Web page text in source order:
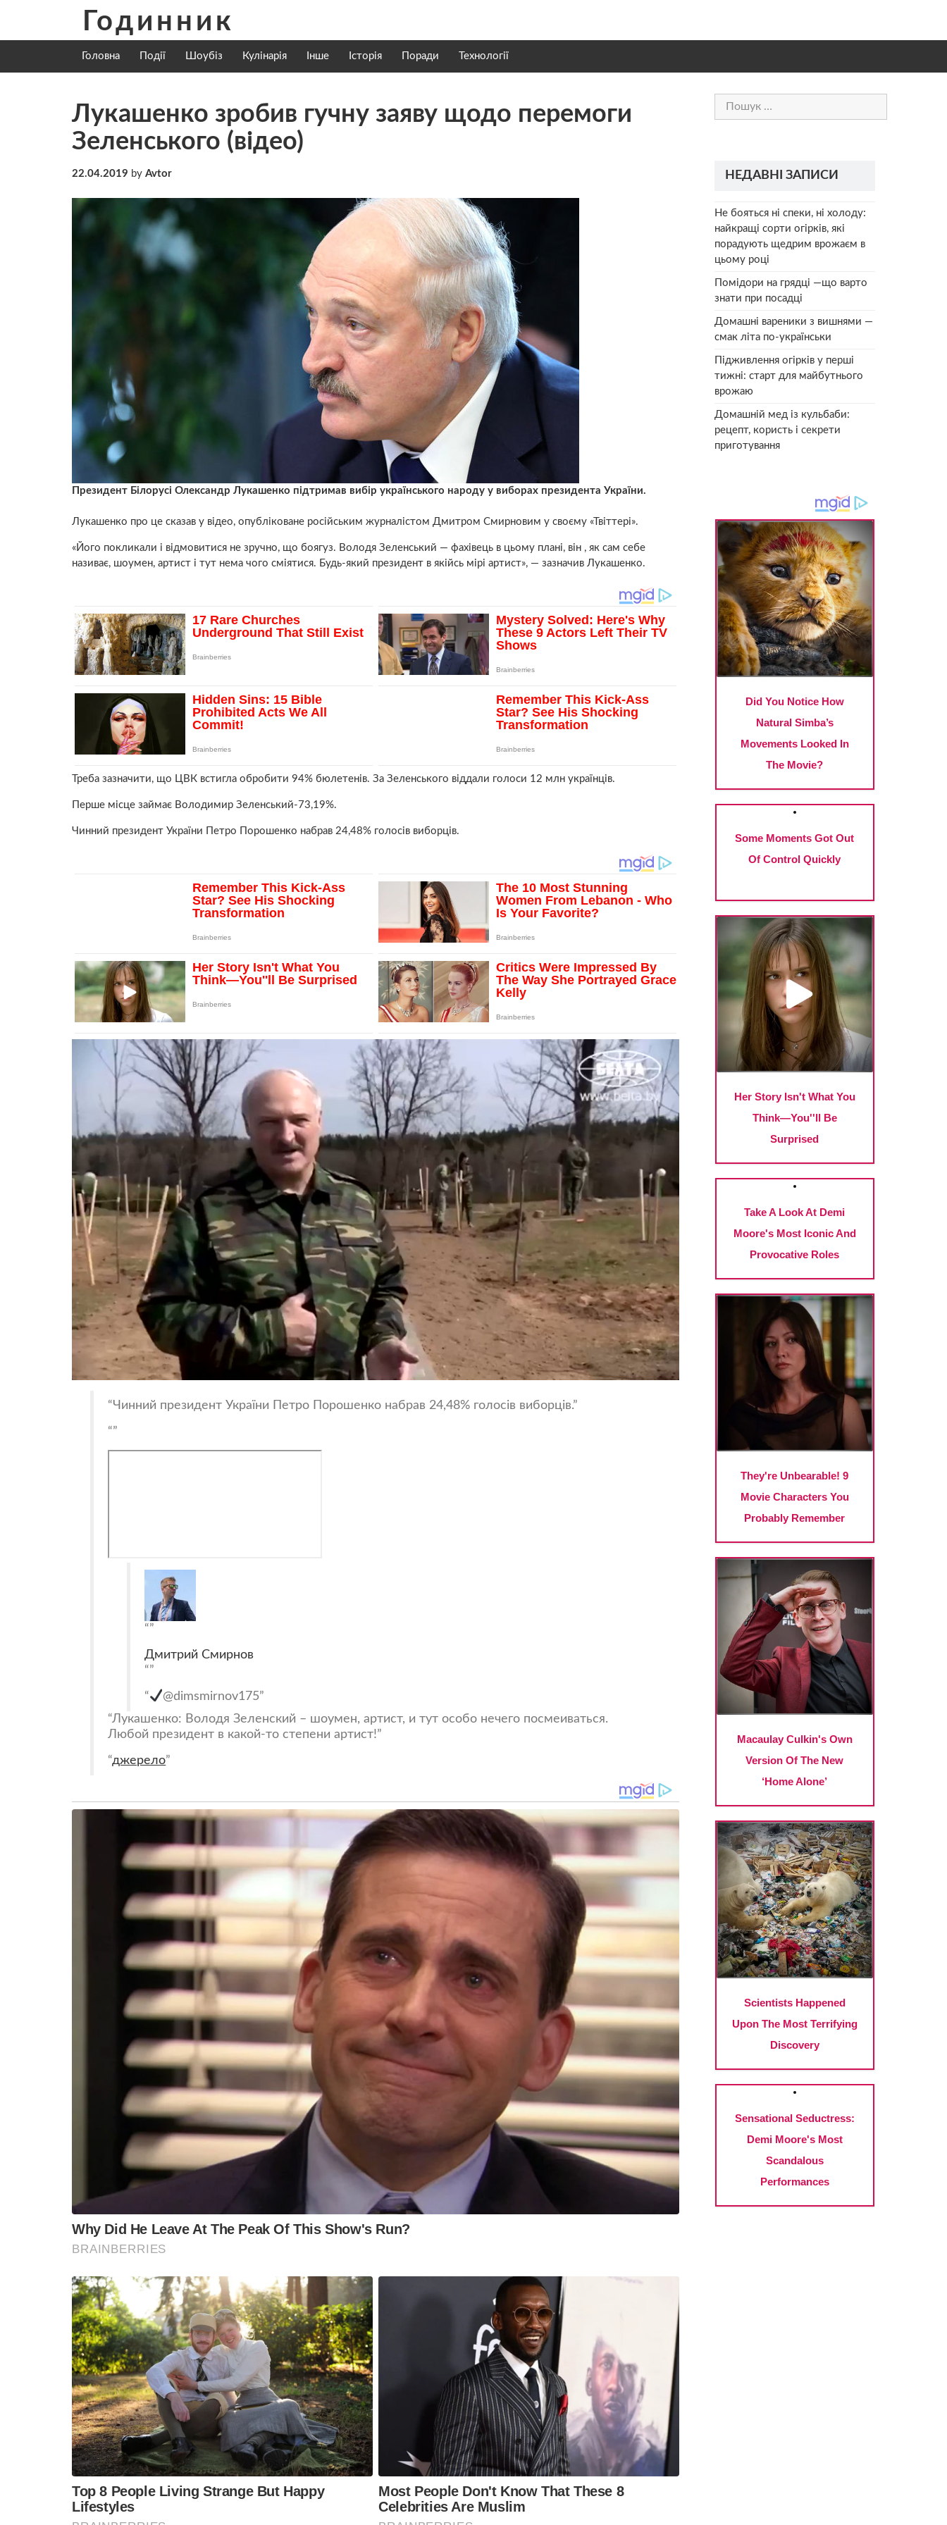
content
Годинник
Головна Події Шоубіз Кулінарія Інше Історія Поради Технології
Лукашенко зробив гучну заяву щодо перемоги
Зеленського (відео)
22.04.2019 by Avtor
Президент Білорусі Олександр Лукашенко підтримав вибір українського народу у виборах президента України.
Лукашенко про це сказав у відео, опубліковане російським журналістом Дмитром Смирновим у своєму «Твіттері».
«Його покликали і відмовитися не зручно, що боягуз. Володя Зеленський — фахівець в цьому плані, він , як сам себе
називає, шоумен, артист і тут нема чого сміятися. Будь-який президент в якійсь мірі артист», — зазначив Лукашенко.
Треба зазначити, що ЦВК встигла обробити 94% бюлетенів. За Зеленського віддали голоси 12 млн українців.
Перше місце займає Володимир Зеленський-73,19%.
Чинний президент України Петро Порошенко набрав 24,48% голосів виборців.
Чинний президент України Петро Порошенко набрав 24,48% голосів виборців.
Дмитрий Смирнов
@dimsmirnov175
Лукашенко: Володя Зеленский – шоумен, артист, и тут особо нечего посмеиваться.
Любой президент в какой-то степени артист!
джерело
Пошук:
НЕДАВНІ ЗАПИСИ
Не бояться ні спеки, ні холоду:
найкращі сорти огірків, які
порадують щедрим врожаєм в
цьому році
Помідори на грядці —що варто
знати при посадці
Домашні вареники з вишнями —
смак літа по-українськи
Підживлення огірків у перші
тижні: старт для майбутнього
врожаю
Домашній мед із кульбаби:
рецепт, користь і секрети
приготування